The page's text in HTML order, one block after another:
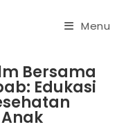
Menu
Bersama
Edukasi